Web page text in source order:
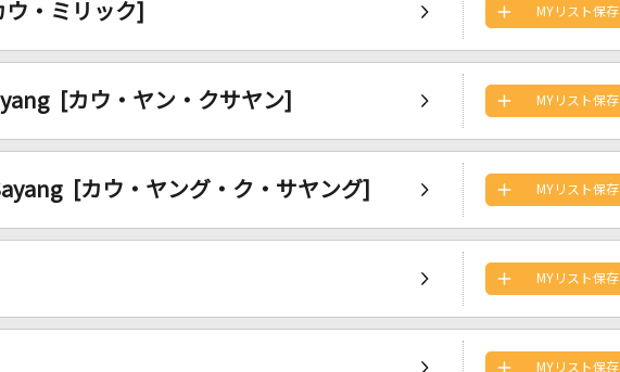
・ミリック] MYリスト保存
[カウ・ヤン・クサヤン] MYリスト保存
[カウ・ヤング・ク・サヤング] MYリスト保存
MYリスト保存
MYリスト保存